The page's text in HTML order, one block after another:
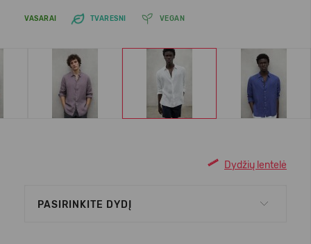
VASARAI TVARESNI VEGAN
Dydžių lentelė
PASIRINKITE DYDĮ